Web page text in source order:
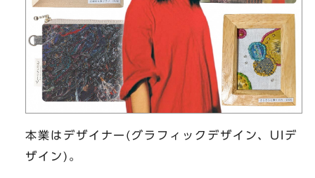
本業はデザイナー(グラフィックデザイン、UIデ
ザイン)。